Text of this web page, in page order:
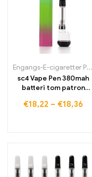
Engangs-E-cigaretter Polen
sc4 Vape Pen 380mah
batteri tom patron
€18,22 – €18,36